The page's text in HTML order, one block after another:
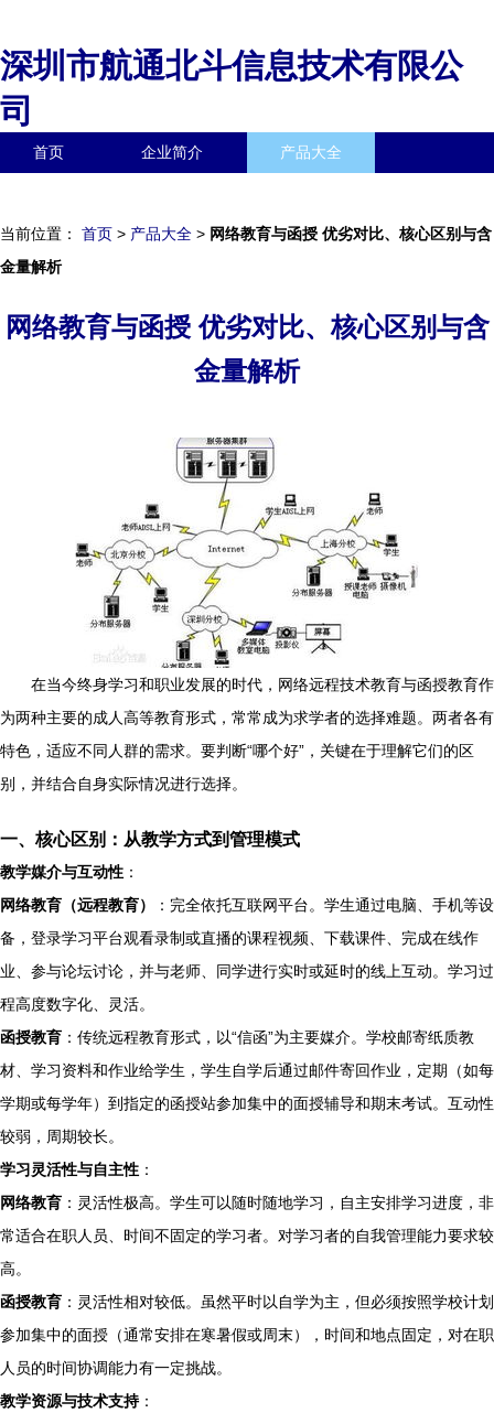
深圳市航通北斗信息技术有限公
司
首页 企业简介 产品大全
当前位置： 首页 > 产品大全 > 网络教育与函授 优劣对比、核心区别与含
金量解析
网络教育与函授 优劣对比、核心区别与含
金量解析
在当今终身学习和职业发展的时代，网络远程技术教育与函授教育作
为两种主要的成人高等教育形式，常常成为求学者的选择难题。两者各有
特色，适应不同人群的需求。要判断“哪个好”，关键在于理解它们的区
别，并结合自身实际情况进行选择。
一、核心区别：从教学方式到管理模式
教学媒介与互动性 ：
网络教育（远程教育）
：完全依托互联网平台。学生通过电脑、手机等设
备，登录学习平台观看录制或直播的课程视频、下载课件、完成在线作
业、参与论坛讨论，并与老师、同学进行实时或延时的线上互动。学习过
程高度数字化、灵活。
函授教育 ：传统远程教育形式，以“信函”为主要媒介。学校邮寄纸质教
材、学习资料和作业给学生，学生自学后通过邮件寄回作业，定期（如每
学期或每学年）到指定的函授站参加集中的面授辅导和期末考试。互动性
较弱，周期较长。
学习灵活性与自主性 ：
网络教育 ：灵活性极高。学生可以随时随地学习，自主安排学习进度，非
常适合在职人员、时间不固定的学习者。对学习者的自我管理能力要求较
高。
函授教育 ：灵活性相对较低。虽然平时以自学为主，但必须按照学校计划
参加集中的面授（通常安排在寒暑假或周末），时间和地点固定，对在职
人员的时间协调能力有一定挑战。
教学资源与技术支持：